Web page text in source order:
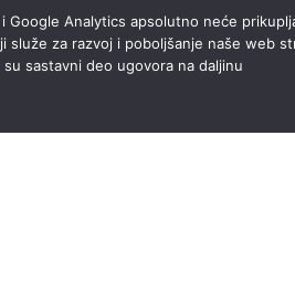
Analytics apsolutno neće
za razvoj i poboljšanje naše web
sastavni deo ugovora na daljinu